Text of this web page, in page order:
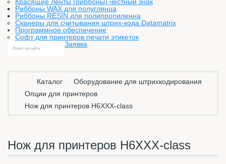
Риббоны WAX для полуглянца
Риббоны RESIN для полипропиленна
Сканеры для считывания штрих-кода Datamatrix
Программное обеспечение
Софт для принтеров печати этикеток
Заявка
Каталог
Оборудование для штрихкодирования
Опции для принтеров
Нож для принтеров H6XXX-class
Нож для принтеров H6XXX-class